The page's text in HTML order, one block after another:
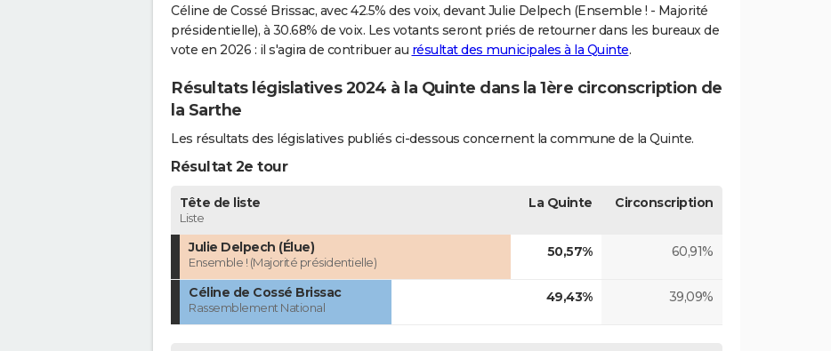
Céline de Cossé Brissac, avec 42.5% des voix, devant Julie Delpech (Ensemble ! - Majorité
présidentielle), à 30.68% de voix. Les votants seront priés de retourner dans les bureaux de
vote en 2026 : il s'agira de contribuer au résultat des municipales à la Quinte.
Résultats législatives 2024 à la Quinte dans la 1ère circonscription de
la Sarthe
Les résultats des législatives publiés ci-dessous concernent la commune de la Quinte.
Résultat 2e tour
Tête de liste
Liste
La Quinte Circonscription
Julie Delpech (Élue)
Ensemble ! (Majorité présidentielle)
50,57% 60,91%
Céline de Cossé Brissac
Rassemblement National
49,43% 39,09%